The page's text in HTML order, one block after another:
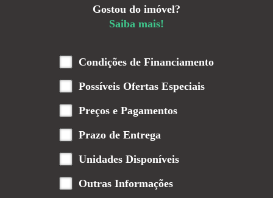
Gostou do imóvel?
Saiba mais!
Condições de Financiamento
Possíveis Ofertas Especiais
Preços e Pagamentos
Prazo de Entrega
Unidades Disponíveis
Outras Informações